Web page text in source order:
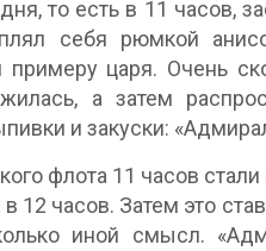
то есть в 11 часов,
себя рюмкой
царя. Очень
а затем
и закуски:
флота 11 часов
12 часов. Затем это
иной смысл.